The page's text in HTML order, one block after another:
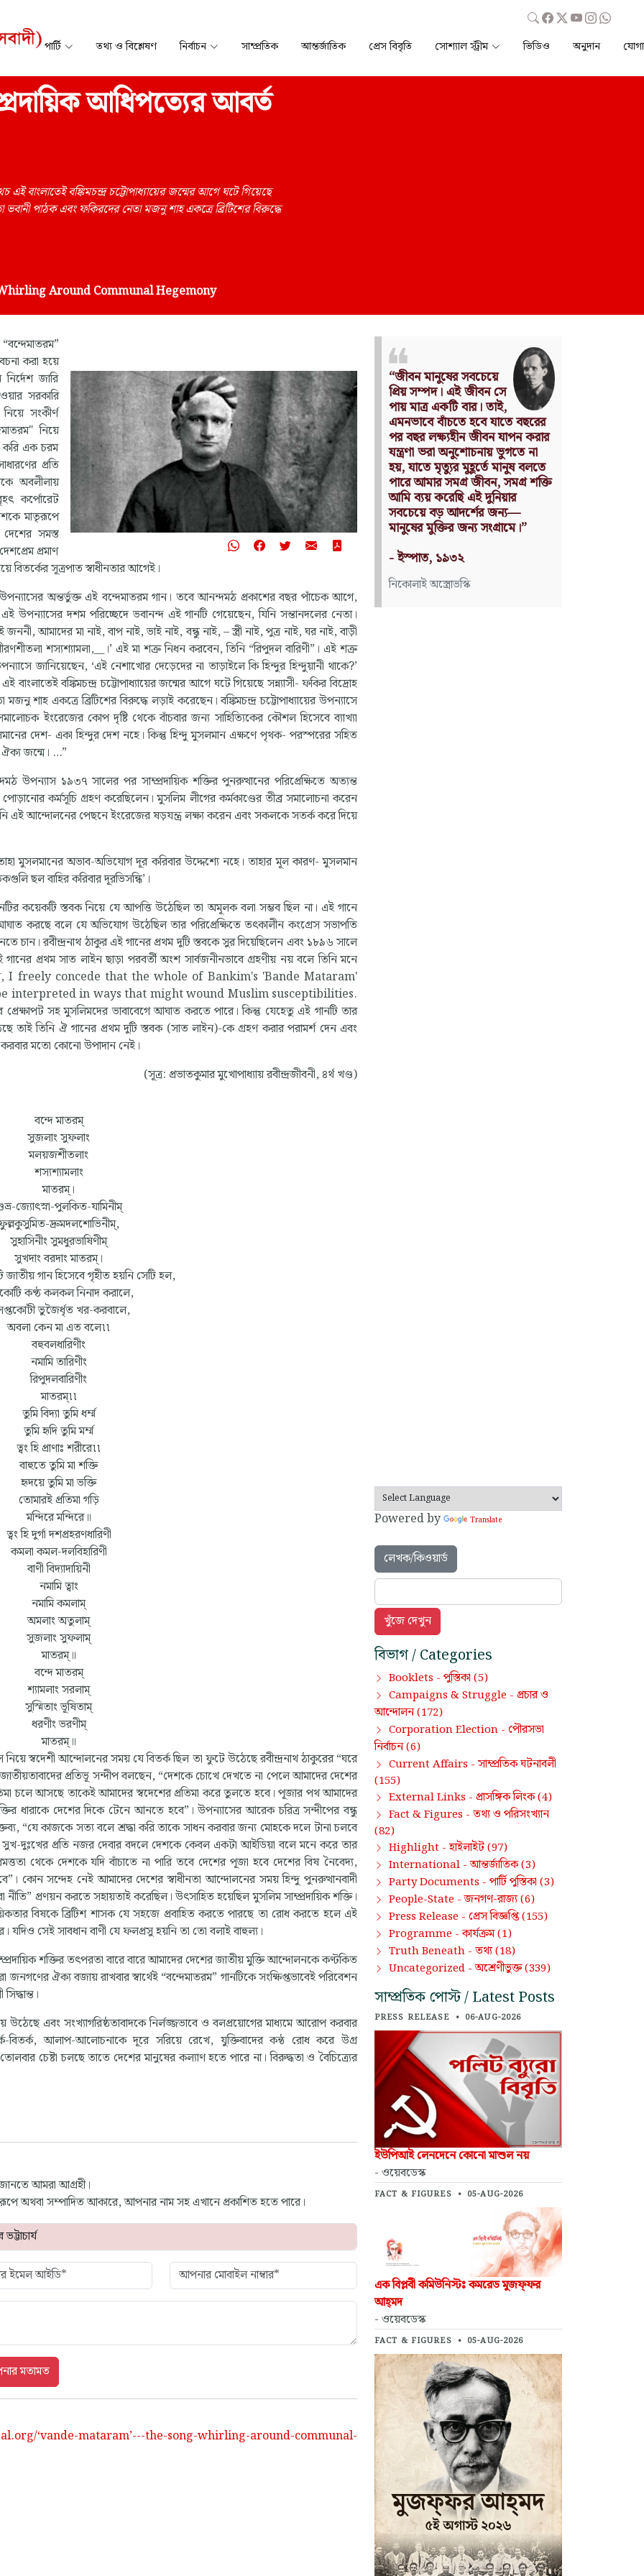
পার্টি তথ্য ও বিশ্লেষণ নির্বাচন সাম্প্রতিক আন্তর্জাতিক প্রেস বিবৃতি সোশ্যাল স্ট্রীম ভিডিও অনুদান
আধিপত্যের আবর্ত
বাংলাতেই বঙ্কিমচন্দ্র চট্টোপাধ্যায়ের জন্মের আগে ঘটে গিয়েছে
ভবানী পাঠক এবং ফকিরদের নেতা মজনু শাহ একত্রে ব্রিটিশের বিরুদ্ধে
Around Communal Hegemony
করা হয়ে
জারি
সরকারি
সংকীর্ণ
নিয়ে
করি এক চরম
প্রতি
অবলীলায়
কর্পোরেট
মাতৃরূপে
দেশের সমস্ত
প্রমাণ
সূত্রপাত স্বাধীনতার আগেই।
উপন্যাসের অন্তর্ভুক্ত এই বন্দেমাতরম গান। তবে আনন্দমঠ প্রকাশের বছর পাঁচেক আগে,
দশম পরিচ্ছেদে ভবানন্দ এই গানটি গেয়েছেন, যিনি সন্তানদলের নেতা।
আমাদের মা নাই, বাপ নাই, ভাই নাই, বন্ধু নাই, – স্ত্রী নাই, পুত্র নাই, ঘর নাই, বাড়ী
শস্যশ্যামলা,__।’ এই মা শত্রু নিধন করবেন, তিনি “রিপুদল বারিণী”। এই শত্রু
জানিয়েছেন, ‘এই নেশাখোর দেড়েদের না তাড়াইলে কি হিন্দুর হিন্দুয়ানী থাকে?’
বঙ্কিমচন্দ্র চট্টোপাধ্যায়ের জন্মের আগে ঘটে গিয়েছে সন্ন্যাসী- ফকির বিদ্রোহ
শাহ একত্রে ব্রিটিশের বিরুদ্ধে লড়াই করেছেন। বঙ্কিমচন্দ্র চট্টোপাধ্যায়ের উপন্যাসে
ইংরেজের কোপ দৃষ্টি থেকে বাঁচবার জন্য সাহিত্যিকের কৌশল হিসেবে ব্যাখ্যা
দেশ- একা হিন্দুর দেশ নহে। কিন্তু হিন্দু মুসলমান এক্ষণে পৃথক- পরস্পরের সহিত
ঐক্য জন্মে। …”
উপন্যাস ১৯৩৭ সালের পর সাম্প্রদায়িক শক্তির পুনরুত্থানের পরিপ্রেক্ষিতে অত্যন্ত
কর্মসূচি গ্রহণ করেছিলেন। মুসলিম লীগের কর্মকাণ্ডের তীব্র সমালোচনা করেন
তিনি এই আন্দোলনের পেছনে ইংরেজের ষড়যন্ত্র লক্ষ্য করেন এবং সকলকে সতর্ক করে দিয়ে
মুসলমানের অভাব-অভিযোগ দূর করিবার উদ্দেশ্যে নহে। তাহার মূল কারণ- মুসলমান
ছল বাহির করিবার দূরভিসন্ধি’।
কয়েকটি স্তবক নিয়ে যে আপত্তি উঠেছিল তা অমূলক বলা সম্ভব ছিল না। এই গানে
করছে বলে যে অভিযোগ উঠেছিল তার পরিপ্রেক্ষিতে তৎকালীন কংগ্রেস সভাপতি
চান। রবীন্দ্রনাথ ঠাকুর এই গানের প্রথম দুটি স্তবকে সুর দিয়েছিলেন এবং ১৮৯৬ সালে
প্রথম সাত লাইন ছাড়া পরবর্তী অংশ সার্বজনীনভাবে গ্রহণীয় নয় বলে তিনি মনে
জানান, I freely concede that the whole of Bankim's 'Bande Mataram'
interpreted in ways that might wound Muslim susceptibilities.
প্রেক্ষাপট সহ মুসলিমদের ভাবাবেগে আঘাত করতে পারে। কিন্তু যেহেতু এই গানটি তার
তাই তিনি ঐ গানের প্রথম দুটি স্তবক (সাত লাইন)-কে গ্রহণ করার পরামর্শ দেন এবং
করবার মতো কোনো উপাদান নেই।
(সূত্র: প্রভাতকুমার মুখোপাধ্যায় রবীন্দ্রজীবনী, ৪র্থ খণ্ড)
বন্দে মাতরম্
সুজলাং সুফলাং
মলয়জশীতলাং
শস্যশ্যামলাং
মাতরম্।
জ্যোৎস্না-পুলকিত-যামিনীম্
দ্রুমদলশোভিনীম্,
সুহাসিনীং সুমধুরভাষিণীম্
সুখদাং বরদাং মাতরম্।
গান হিসেবে গৃহীত হয়নি সেটি হল,
কণ্ঠ কলকল নিনাদ করালে,
ভুজৈর্ধৃত খর-করবালে,
অবলা কেন মা এত বলে৷৷
বহুবলধারিণীং
নমামি তারিণীং
রিপুদলবারিণীং
মাতরম্৷৷
তুমি বিদ্যা তুমি ধর্ম্ম
তুমি হৃদি তুমি মর্ম্ম
ত্বং হি প্রাণাঃ শরীরে৷৷
বাহুতে তুমি মা শক্তি
হৃদয়ে তুমি মা ভক্তি
তোমারই প্রতিমা গড়ি
মন্দিরে মন্দিরে॥
ত্বং হি দুর্গা দশপ্রহরণধারিণী
কমলা কমল-দলবিহারিণী
বাণী বিদ্যাদায়িনী
নমামি ত্বাং
নমামি কমলাম্
অমলাং অতুলাম্
সুজলাং সুফলাম্
মাতরম্॥
বন্দে মাতরম্
শ্যামলাং সরলাম্
সুস্মিতাং ভূষিতাম্
ধরণীং ভরণীম্
মাতরম্॥
নিয়ে স্বদেশী আন্দোলনের সময় যে বিতর্ক ছিল তা ফুটে উঠেছে রবীন্দ্রনাথ ঠাকুরের “ঘরে
প্রতিভূ সন্দীপ বলছেন, “দেশকে চোখে দেখতে না পেলে আমাদের দেশের
চলে আসছে তাকেই আমাদের স্বদেশের প্রতিমা করে তুলতে হবে। পূজার পথ আমাদের
ধারাকে দেশের দিকে টেনে আনতে হবে”। উপন্যাসের আরেক চরিত্র সন্দীপের বন্ধু
“যে কাজকে সত্য বলে শ্রদ্ধা করি তাকে সাধন করবার জন্য মোহকে দলে টানা চলবে
সুখ-দুঃখের প্রতি নজর দেবার বদলে দেশকে কেবল একটা আইডিয়া বলে মনে করে তার
থেকে দেশকে যদি বাঁচাতে না পারি তবে দেশের পূজা হবে দেশের বিষ নৈবেদ্য,
কোন সন্দেহ নেই আমাদের দেশের স্বাধীনতা আন্দোলনের সময় হিন্দু পুনরুত্থানবাদী
প্রণয়ন করতে সহায়তাই করেছিল। উৎসাহিত হয়েছিল মুসলিম সাম্প্রদায়িক শক্তি।
বিষকে ব্রিটিশ শাসক যে সহজে প্রবাহিত করতে পারছে তা রোধ করতে হলে এই
যদিও সেই সাবধান বাণী যে ফলপ্রসু হয়নি তা তো বলাই বাহুল্য।
শক্তির তৎপরতা বারে বারে আমাদের দেশের জাতীয় মুক্তি আন্দোলনকে কণ্টকিত
ঐক্য বজায় রাখবার স্বার্থেই “বন্দেমাতরম” গানটিকে সংক্ষিপ্তভাবেই পরিবেশন
উঠেছে এবং সংখ্যাগরিষ্ঠতাবাদকে নির্লজ্জভাবে ও বলপ্রয়োগের মাধ্যমে আরোপ করবার
বিতর্ক, আলাপ-আলোচনাকে দূরে সরিয়ে রেখে, যুক্তিবাদের কন্ঠ রোধ করে উগ্র
চেষ্টা চলছে তাতে দেশের মানুষের কল্যাণ হতে পারে না। বিরুদ্ধতা ও বৈচিত্র্যের
আমরা আগ্রহী।
অথবা সম্পাদিত আকারে, আপনার নাম সহ এখানে প্রকাশিত হতে পারে।
‘vande-mataram’---the-song-whirling-around-communal-
“জীবন মানুষের সবচেয়ে
প্রিয় সম্পদ। এই জীবন সে
পায় মাত্র একটি বার। তাই,
এমনভাবে বাঁচতে হবে যাতে বছরের
পর বছর লক্ষ্যহীন জীবন যাপন করার
যন্ত্রণা ভরা অনুশোচনায় ভুগতে না
হয়, যাতে মৃত্যুর মুহূর্তে মানুষ বলতে
পারে আমার সমগ্র জীবন, সমগ্র শক্তি
আমি ব্যয় করেছি এই দুনিয়ার
সবচেয়ে বড় আদর্শের জন্য—
মানুষের মুক্তির জন্য সংগ্রামে।”
- ইস্পাত, ১৯৩২
Nothing can have value
without being an object of
utility.
Source: Das Kapital
(Volume I, Chapter 1)
কার্ল মার্কস
Powered by Translate
লেখক/কিওয়ার্ড
বিভাগ / Categories
Booklets - পুস্তিকা (5)
Campaigns & Struggle - প্রচার ও
আন্দোলন(172)
Corporation Election - পৌরসভা
নির্বাচন(6)
Current Affairs - সাম্প্রতিক ঘটনাবলী
(155)
External Links - প্রাসঙ্গিক লিংক(4)
Fact & Figures - তথ্য ও পরিসংখ্যান
(82)
Highlight -হাইলাইট(97)
International -আন্তর্জাতিক(3)
Party Documents - পার্টি পুস্তিকা (3)
People-State -জনগণ-রাজ্য(6)
Press Release - প্রেস বিজ্ঞপ্তি(155)
Programme -কার্যক্রম(1)
Truth Beneath - তথ্য(18)
Uncategorized -অশ্রেণীভুক্ত(339)
সাম্প্রতিক পোস্ট / Latest Posts
PRESS RELEASE • 06-AUG-2026
ইউপিআই লেনদেনে কোনো মাশুল নয়
- ওয়েবডেস্ক
FACT & FIGURES • 05-AUG-2026
এক বিপ্লবী কমিউনিস্টঃ কমরেড মুজফ্‌ফর
আহ্‌মদ
- ওয়েবডেস্ক
FACT & FIGURES • 05-AUG-2026